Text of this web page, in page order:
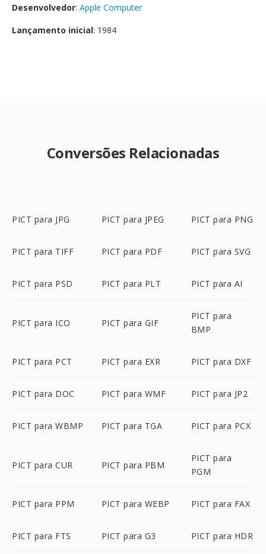
Desenvolvedor: Apple Computer
Lançamento inicial: 1984
Conversões Relacionadas
PICT para JPG PICT para JPEG PICT para PNG
PICT para TIFF PICT para PDF PICT para SVG
PICT para PSD PICT para PLT PICT para AI
PICT para ICO PICT para GIF
PICT para
BMP
PICT para PCT PICT para EXR PICT para DXF
PICT para DOC PICT para WMF PICT para JP2
PICT para WBMP PICT para TGA PICT para PCX
PICT para CUR PICT para PBM
PICT para
PGM
PICT para PPM PICT para WEBP PICT para FAX
PICT para FTS PICT para G3 PICT para HDR